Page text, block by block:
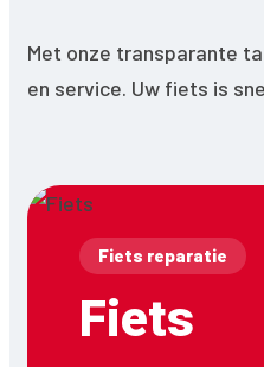
Met onze transparante
en service. Uw fiets is
Fiets reparatie
Fiets